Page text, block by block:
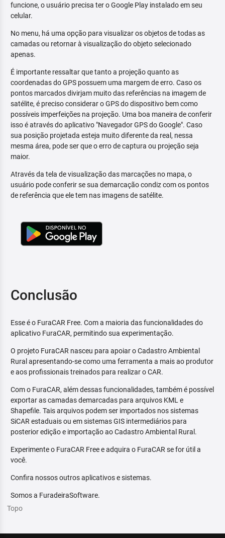
funcione, o usuário precisa ter o Google Play instalado em seu
celular.
No menu, há uma opção para visualizar os objetos de todas as
camadas ou retornar à visualização do objeto selecionado
apenas.
É importante ressaltar que tanto a projeção quanto as
coordenadas do GPS possuem uma margem de erro. Caso os
pontos marcados divirjam muito das referências na imagem de
satélite, é preciso considerar o GPS do dispositivo bem como
possíveis imperfeições na projeção. Uma boa maneira de conferir
isso é através do aplicativo "Navegador GPS do Google". Caso
sua posição projetada esteja muito diferente da real, nessa
mesma área, pode ser que o erro de captura ou projeção seja
maior.
Através da tela de visualização das marcações no mapa, o
usuário pode conferir se sua demarcação condiz com os pontos
de referência que ele tem nas imagens de satélite.
Conclusão
Esse é o FuraCAR Free. Com a maioria das funcionalidades do
aplicativo FuraCAR, permitindo sua experimentação.
O projeto FuraCAR nasceu para apoiar o Cadastro Ambiental
Rural apresentando-se como uma ferramenta a mais ao produtor
e aos profissionais treinados para realizar o CAR.
Com o FuraCAR, além dessas funcionalidades, também é possível
exportar as camadas demarcadas para arquivos KML e
Shapefile. Tais arquivos podem ser importados nos sistemas
SiCAR estaduais ou em sistemas GIS intermediários para
posterior edição e importação ao Cadastro Ambiental Rural.
Experimente o FuraCAR Free e adquira o FuraCAR se for útil a
você.
Confira nossos outros aplicativos e sistemas.
Somos a FuradeiraSoftware.
Topo